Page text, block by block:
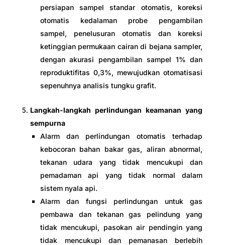
persiapan sampel standar otomatis, koreksi
otomatis kedalaman probe pengambilan
sampel, penelusuran otomatis dan koreksi
ketinggian permukaan cairan di bejana sampler,
dengan akurasi pengambilan sampel 1% dan
reproduktifitas 0,3%, mewujudkan otomatisasi
sepenuhnya analisis tungku grafit.
Langkah-langkah perlindungan keamanan yang
sempurna
Alarm dan perlindungan otomatis terhadap
kebocoran bahan bakar gas, aliran abnormal,
tekanan udara yang tidak mencukupi dan
pemadaman api yang tidak normal dalam
sistem nyala api.
Alarm dan fungsi perlindungan untuk gas
pembawa dan tekanan gas pelindung yang
tidak mencukupi, pasokan air pendingin yang
tidak mencukupi dan pemanasan berlebih